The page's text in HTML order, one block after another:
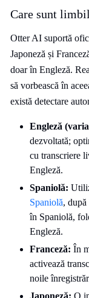
Care sunt
Otter AI suportă
Japoneză și
doar în Engleză.
să vorbească în
există detectare
Engleză
dezvoltată;
cu transcriere
Engleză.
Spaniolă:
Spaniolă,
în Spaniolă,
Engleză.
Franceză: În
activează
noile